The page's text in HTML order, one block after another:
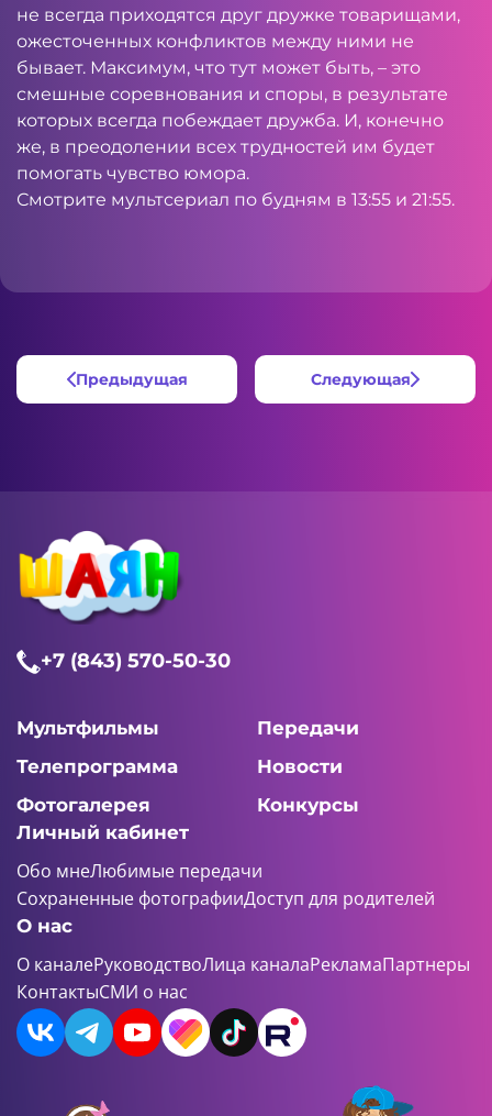
не всегда приходятся друг дружке товарищами,
ожесточенных конфликтов между ними не
бывает. Максимум, что тут может быть, – это
смешные соревнования и споры, в результате
которых всегда побеждает дружба. И, конечно
же, в преодолении всех трудностей им будет
помогать чувство юмора.
Смотрите мультсериал по будням в 13:55 и 21:55.
Предыдущая Следующая
+7 (843) 570-50-30
Мультфильмы
Передачи
Телепрограмма
Новости
Фотогалерея
Конкурсы
Личный кабинет
Обо мнеЛюбимые передачи
Сохраненные фотографииДоступ для родителей
О нас
О каналеРуководствоЛица каналаРекламаПартнеры
КонтактыСМИ о нас